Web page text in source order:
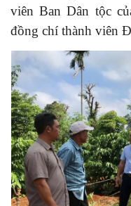
viên Ban Dân tộc
đồng chí thành viên